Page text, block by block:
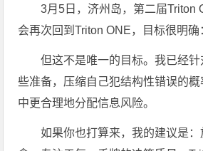
3月5日，济州岛，第二届Triton
会再次回到Triton ONE，目标很明确
但这不是唯一的目标。我已经
些准备，压缩自己犯结构性错误的
中更合理地分配信息风险。
如果你也打算来，我的建议是